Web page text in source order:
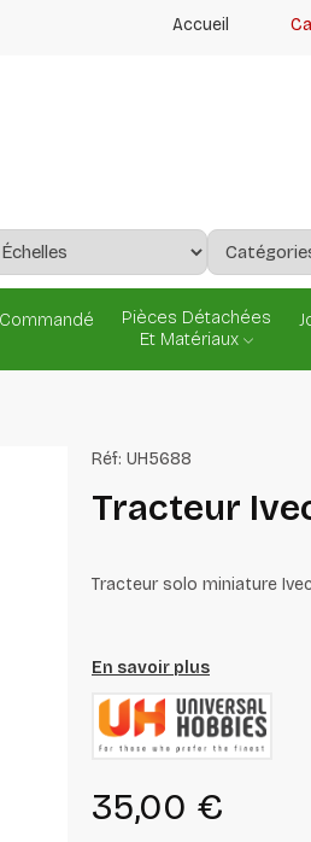
Accueil
Pièces Détachées
Et Matériaux
Réf: UH5688
Tracteur
Tracteur solo miniature
En savoir plus
35,00 €